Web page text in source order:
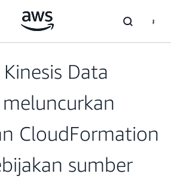
Data
CloudFormation
sumber